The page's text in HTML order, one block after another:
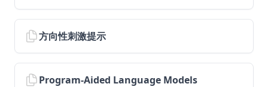
Course
Services
agents
方向性刺激提示
Program-Aided Language Models